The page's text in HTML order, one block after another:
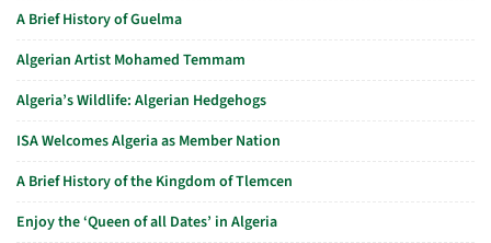
A Brief History of Guelma
Algerian Artist Mohamed Temmam
Algeria’s Wildlife: Algerian Hedgehogs
ISA Welcomes Algeria as Member Nation
A Brief History of the Kingdom of Tlemcen
Enjoy the ‘Queen of all Dates’ in Algeria